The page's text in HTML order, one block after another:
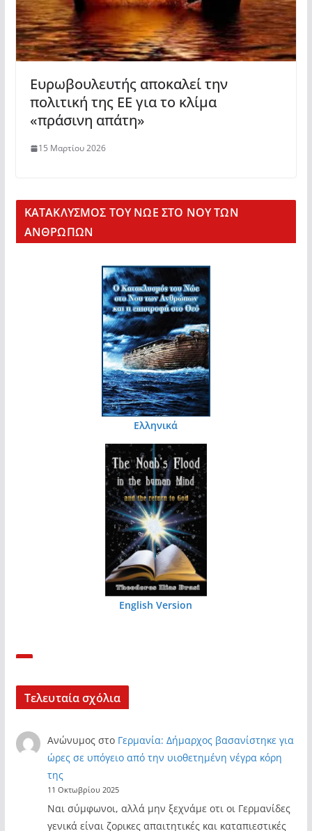
Ευρωβουλευτής αποκαλεί την
πολιτική της ΕΕ για το κλίμα
«πράσινη απάτη»
15 Μαρτίου 2026
KΑΤΑΚΛΥΣΜΟΣ ΤΟΥ ΝΩΕ ΣΤΟ ΝΟΥ ΤΩΝ
ΑΝΘΡΩΠΩΝ
Ελληνικά
English Version
Τελευταία σχόλια
Ανώνυμος στο Γερμανία: Δήμαρχος βασανίστηκε για
ώρες σε υπόγειο από την υιοθετημένη νέγρα κόρη
της
11 Οκτωβρίου 2025
Ναι σύμφωνοι, αλλά μην ξεχνάμε οτι οι Γερμανίδες
γενικά είναι ζορικες απαιτητικές και καταπιεστικές